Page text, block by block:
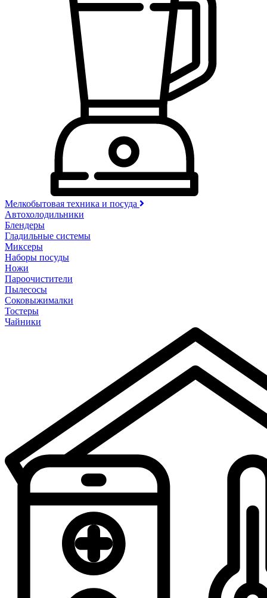
Мелкобытовая техника и посуда
Автохолодильники
Блендеры
Гладильные системы
Миксеры
Наборы посуды
Ножи
Пароочистители
Пылесосы
Соковыжималки
Тостеры
Чайники